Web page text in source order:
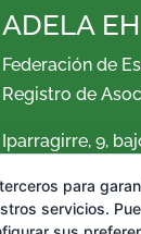
ADELA EH
Federación de
Registro de
Iparragirre, 9,
Tfno: Teléfono:
e-mail:
Asociación sin
para
servicios.